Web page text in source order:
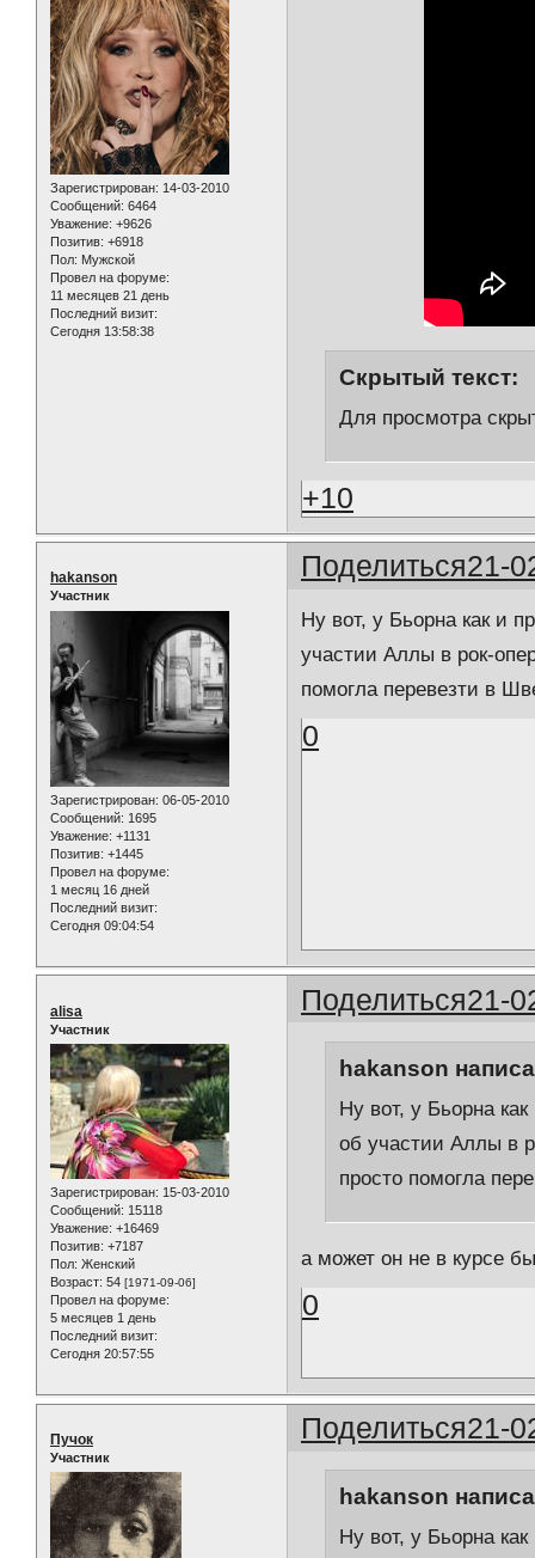
Зарегистрирован: 14-03-2010
Сообщений: 6464
Уважение: +9626
Позитив: +6918
Пол: Мужской
Провел на форуме:
11 месяцев 21 день
Последний визит:
Сегодня 13:58:38
Скрытый текст:
Для просмотра
+10
Поделиться21-
hakanson
Участник
Зарегистрирован: 06-05-2010
Сообщений: 1695
Уважение: +1131
Позитив: +1445
Провел на форуме:
1 месяц 16 дней
Последний визит:
Сегодня 09:04:54
Ну вот, у Бьорна как и
участии Аллы в рок-
помогла перевезти в
0
Поделиться21-
alisa
Участник
Зарегистрирован: 15-03-2010
Сообщений: 15118
Уважение: +16469
Позитив: +7187
Пол: Женский
Возраст: 54 [1971-09-06]
Провел на форуме:
5 месяцев 1 день
Последний визит:
Сегодня 20:57:55
hakanson
Ну вот, у Бьорна
об участии Аллы в
просто помогла
а может он не в курсе
0
Поделиться21-
Пучок
Участник
hakanson
Ну вот, у Бьорна